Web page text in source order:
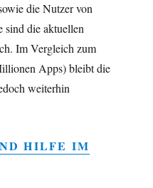
die Nutzer von
sind die aktuellen
Im Vergleich zum
Apps) bleibt die
weiterhin
HILFE IM